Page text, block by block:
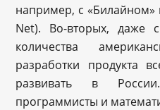
например, с
Net). Во-вторых, даже
количества
разработки продукта
развивать в
программисты и